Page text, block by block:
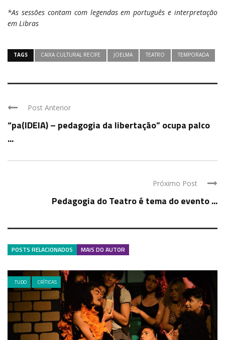
*As sessões contam com legendas em português e interpretação
em Libras
TAGS CAIXA CULTURAL RECIFE JOELMA TEATRO TEMPORADA
Post Anterior
“pa(IDEIA) – pedagogia da libertação” ocupa palco
...
Próximo Post
Pedagogia do Teatro é tema do evento ...
POSTS RELACIONADOS MAIS DO AUTOR
.TUDO CRÍTICAS